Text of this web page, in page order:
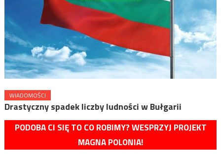
WIADOMOŚCI
Drastyczny spadek liczby ludności w Bułgarii
PODOBA CI SIĘ TO CO ROBIMY? WESPRZYJ PROJEKT
MAGNA POLONIA!